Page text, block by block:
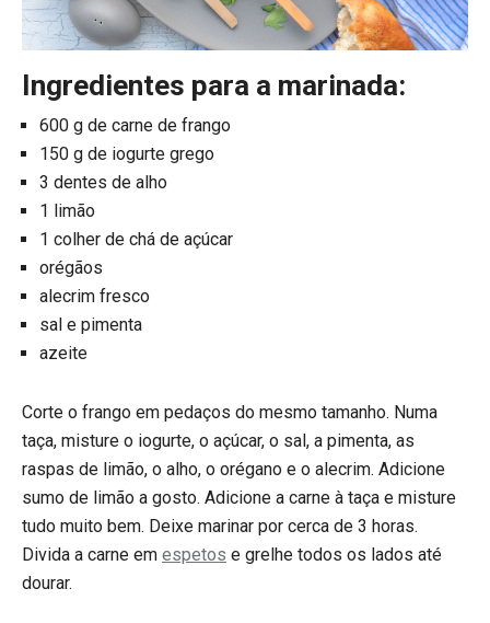
Ingredientes para a marinada:
600 g de carne de frango
150 g de iogurte grego
3 dentes de alho
1 limão
1 colher de chá de açúcar
orégãos
alecrim fresco
sal e pimenta
azeite
Corte o frango em pedaços do mesmo tamanho. Numa
taça, misture o iogurte, o açúcar, o sal, a pimenta, as
raspas de limão, o alho, o orégano e o alecrim. Adicione
sumo de limão a gosto. Adicione a carne à taça e misture
tudo muito bem. Deixe marinar por cerca de 3 horas.
Divida a carne em espetos e grelhe todos os lados até
dourar.